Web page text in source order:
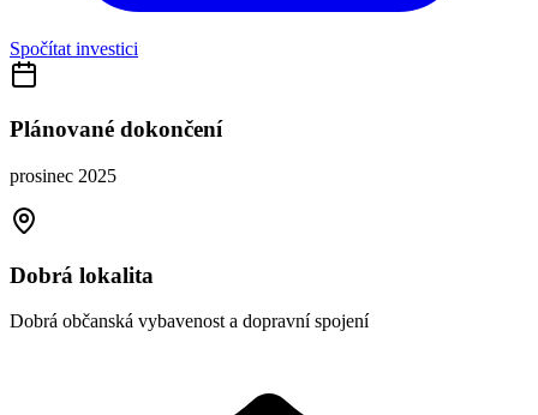
Spočítat investici
Plánované dokončení
prosinec 2025
Dobrá lokalita
Dobrá občanská vybavenost a dopravní spojení